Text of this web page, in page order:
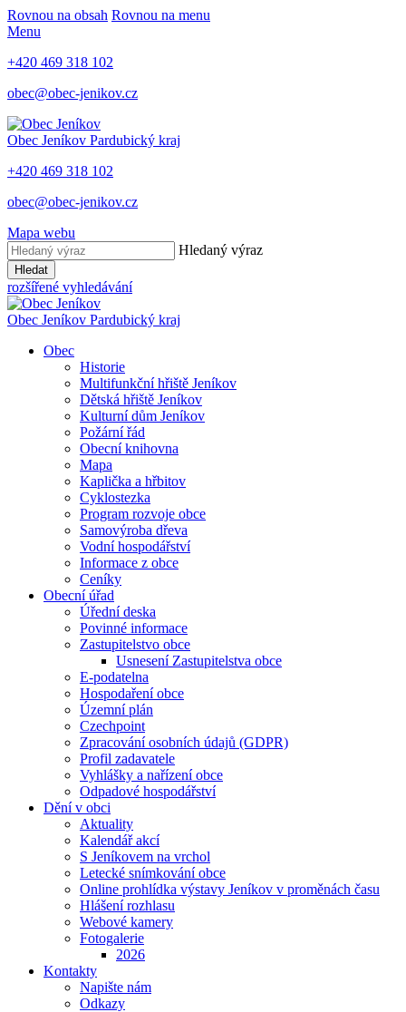
Rovnou na obsah Rovnou na menu
Menu
+420 469 318 102
obec@obec-jenikov.cz
Obec Jeníkov Pardubický kraj
+420 469 318 102
obec@obec-jenikov.cz
Mapa webu
Hledaný výraz
Hledat
rozšířené vyhledávání
Obec Jeníkov Pardubický kraj
Obec
Historie
Multifunkční hřiště Jeníkov
Dětská hřiště Jeníkov
Kulturní dům Jeníkov
Požární řád
Obecní knihovna
Mapa
Kaplička a hřbitov
Cyklostezka
Program rozvoje obce
Samovýroba dřeva
Vodní hospodářství
Informace z obce
Ceníky
Obecní úřad
Úřední deska
Povinné informace
Zastupitelstvo obce
Usnesení Zastupitelstva obce
E-podatelna
Hospodaření obce
Územní plán
Czechpoint
Zpracování osobních údajů (GDPR)
Profil zadavatele
Vyhlášky a nařízení obce
Odpadové hospodářství
Dění v obci
Aktuality
Kalendář akcí
S Jeníkovem na vrchol
Letecké snímkování obce
Online prohlídka výstavy Jeníkov v proměnách času
Hlášení rozhlasu
Webové kamery
Fotogalerie
2026
Kontakty
Napište nám
Odkazy